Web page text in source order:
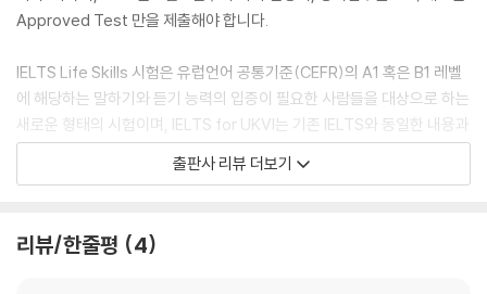
Approved Test 만을 제출해야 합니다.
IELTS Life Skills 시험은 유럽언어 공통기준(CEFR)의 A1 혹은 B1 레벨
에 해당하는 말하기와 듣기 능력의 입증이 필요한 사람들을 대상으로 하는
새로운 형태의 시험이며, IELTS for UKVI는 기존 IELTS와 동일한 내용과
형식을 갖춘 시험이지만, 영국 정부가 지정한 절차와 환경에 부합하도록
득, 혹은 전문직 취업을 지원하고자 하는 응시자에게 적합합니다. HTS 등
출판사 리뷰 더보기
리뷰/한줄평 4